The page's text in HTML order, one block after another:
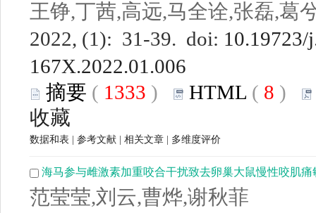
王铮,丁茜,高远,马全诠,张磊,葛
2022, (1): 31-39. doi: 10.19723/
167X.2022.01.006
摘要 ( 1333 ) HTML ( 8 )
收藏
数据和表 参考文献 相关文章 多维度评价
海马参与雌激素加重咬合干扰致去卵巢大鼠慢性咬肌痛
范莹莹,刘云,曹烨,谢秋菲